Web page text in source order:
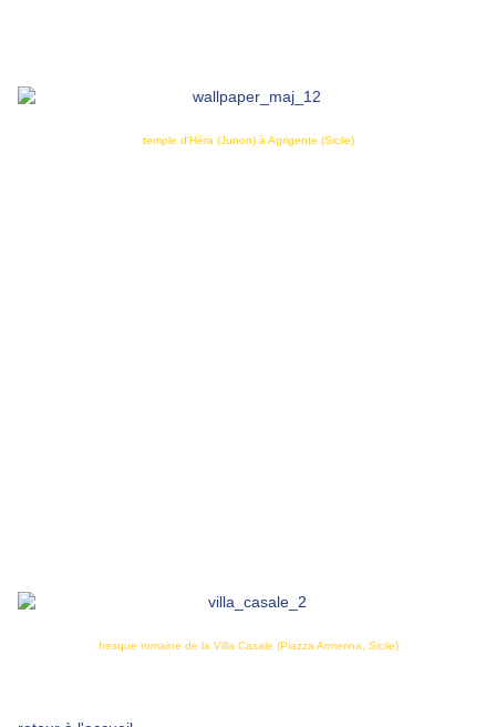
temple d'Héra (Junon) à Agrigente (Sicile)
fresque romaine de la Villa Casale (Piazza Armerina, Sicile)